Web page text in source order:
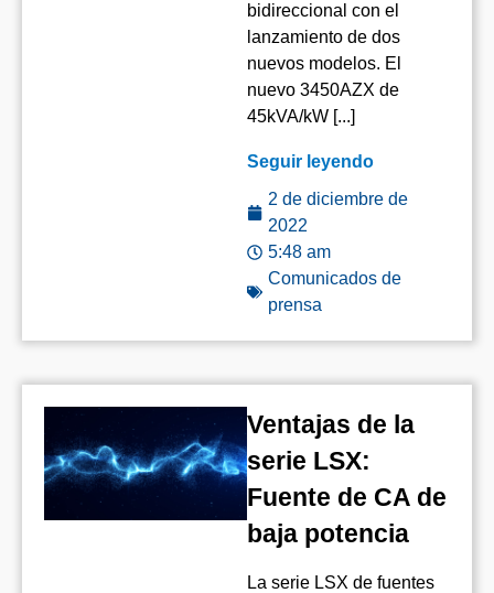
bidireccional con el
lanzamiento de dos
nuevos modelos. El
nuevo 3450AZX de
45kVA/kW [...]
Seguir leyendo
2 de diciembre de
2022
5:48 am
Comunicados de
prensa
Ventajas de la
serie LSX:
Fuente de CA de
baja potencia
La serie LSX de fuentes